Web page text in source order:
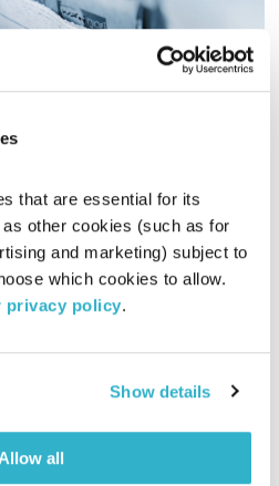
that are essential for its
other cookies (such as for
and marketing) subject to
which cookies to allow.
privacy policy.
Show details
Allow all
התבוננות שבועית
דליק ווליניץושמואל
13.03.19
00:58:10
דליק ווליניץ ושמואל שאול נפגשים